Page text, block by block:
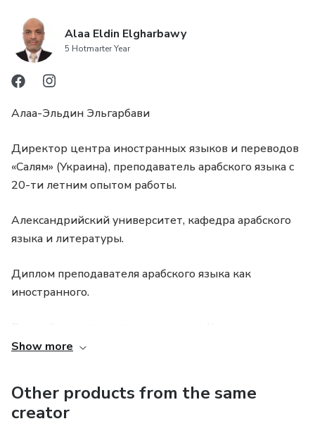
После обучения на курсе "Связь предложений - 2" Вы
выучите союзы цели, времени, следствия, а также
противительные и уступительные союзы и будете
правильно их употреблять на арабском языке в
сложносочиненных и сложноподчиненных
предложениях.
А уникальная подборка вводных слов и
словосочетаний позволит Вам легко выразить свое
отношение к той или иной мысли, информации,
Alaa Eldin Elgharbawy
5 Hotmarter Year
Алаа-Эльдин Эльгарбави
Директор центра иностранных языков и переводов
«Салям» (Украина), преподаватель арабского языка с
20-ти летним опытом работы.
Александрийский университет, кафедра арабского
языка и литературы.
Диплом преподавателя арабского языка как
иностранного.
переводчиком, корректором переводов с русского на
арабский языки.
Show more
Other products from the same
creator